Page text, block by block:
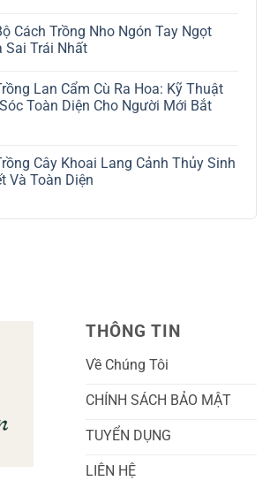
Cách Trồng Nho Ngón Tay Ngọt
Sai Trái Nhất
Lan Cẩm Cù Ra Hoa: Kỹ Thuật
Toàn Diện Cho Người Mới Bắt
Cây Khoai Lang Cảnh Thủy Sinh
Và Toàn Diện
THÔNG TIN
Về Chúng Tôi
CHÍNH SÁCH BẢO MẬT
TUYỂN DỤNG
LIÊN HỆ